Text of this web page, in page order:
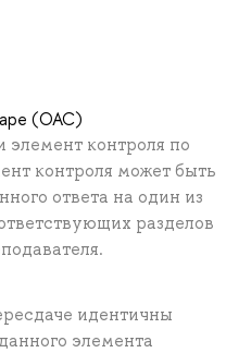
(ОАС)
контроля по
контроля может быть
ответа на один из
разделов
идентичны
элемента